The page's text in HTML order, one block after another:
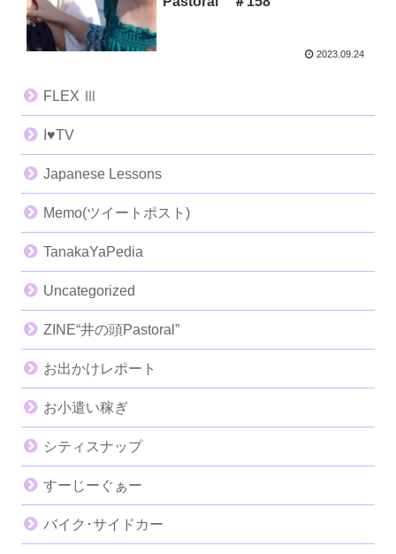
2023.09.24
FLEX Ⅲ
I♥️TV
Japanese Lessons
Memo(ツイートポスト)
TanakaYaPedia
Uncategorized
ZINE“井の頭Pastoral”
お出かけレポート
お小遣い稼ぎ
シティスナップ
すーじーぐぁー
バイク･サイドカー